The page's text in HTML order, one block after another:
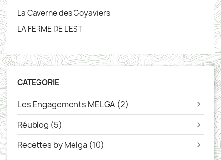
La Caverne des Goyaviers
LA FERME DE L'EST
CATEGORIE
Les Engagements MELGA (2)
Réublog (5)
Recettes by Melga (10)